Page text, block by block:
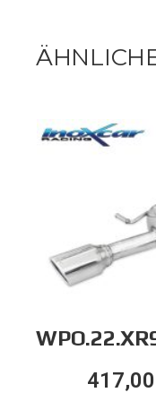
417,00